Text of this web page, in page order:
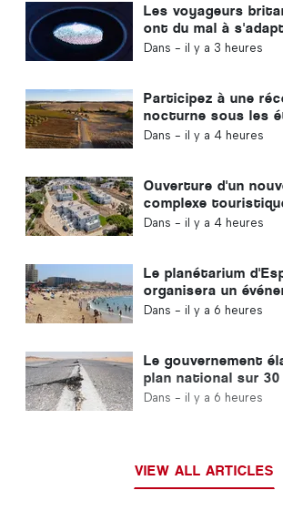
Les voyageurs
ont du mal à
nouveaux contrôles
Dans - il y a 3 heures
Participez à une
nocturne sous les
l'Alentejo
Dans - il y a 4 heures
Ouverture d'un
complexe
Carvoeiro, géré par
Dans - il y a 4 heures
Le planétarium
organisera un
da Baía à
Dans - il y a 6 heures
Le gouvernement
plan national sur
renforcer la
Dans - il y a 6 heures
VIEW ALL ARTICLES